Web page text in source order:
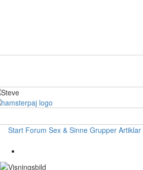
Start Forum Sex & Sinne Grupper Artiklar